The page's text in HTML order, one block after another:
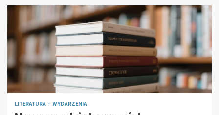
LITERATURA WYDARZENIA